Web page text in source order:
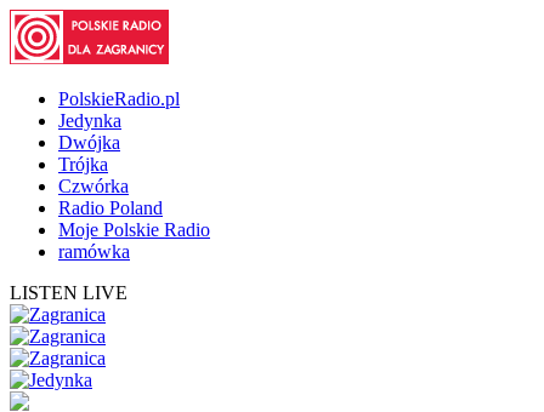
PolskieRadio.pl
Jedynka
Dwójka
Trójka
Czwórka
Radio Poland
Moje Polskie Radio
ramówka
LISTEN LIVE